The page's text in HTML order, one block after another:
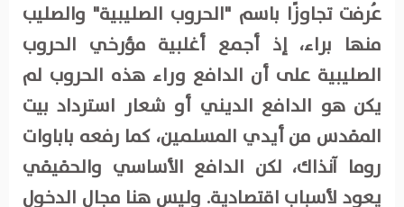
عُرفت تجاوزًا باسم "الحروب الصليبية" والصليب
منها براء، إذ أجمع أغلبية مؤرخي الحروب
الصليبية على أن الدافع وراء هذه الحروب لم
يكن هو الدافع الديني أو شعار استرداد بيت
المقدس من أيدي المسلمين، كما رفعه باباوات
روما آنذاك، لكن الدافع الأساسي والحقيقي
يعود لأسبابٍ اقتصادية. وليس هنا مجال الدخول